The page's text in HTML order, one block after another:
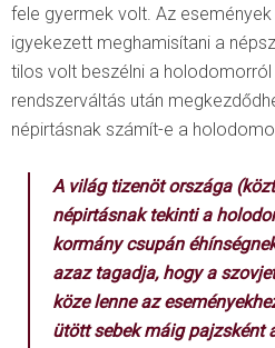
fele gyermek volt. Az
igyekezett meghamisítani a
tilos volt beszélni a
rendszerváltás után
népirtásnak számít-e a
A világ tizenöt országa
népirtásnak tekinti a
kormány csupán
azaz tagadja, hogy a
köze lenne az
ütött sebek máig pajzsként